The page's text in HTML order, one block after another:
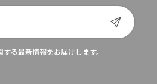
る最新情報をお届けします。